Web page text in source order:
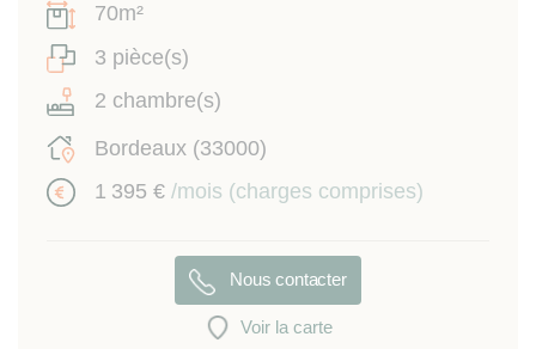
70m²
3 pièce(s)
2 chambre(s)
Bordeaux (33000)
1 395 € /mois (charges comprises)
Nous contacter
Voir la carte